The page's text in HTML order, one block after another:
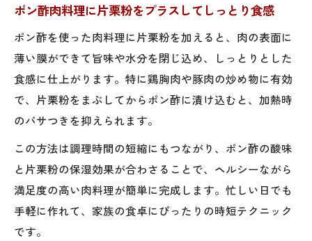
ポン酢肉料理に片栗粉をプラスしてしっとり食感
ポン酢を使った肉料理に片栗粉を加えると、肉の表面に
薄い膜ができて旨味や水分を閉じ込め、しっとりとした
食感に仕上がります。特に鶏胸肉や豚肉の炒め物に有効
で、片栗粉をまぶしてからポン酢に漬け込むと、加熱時
のパサつきを抑えられます。
この方法は調理時間の短縮にもつながり、ポン酢の酸味
と片栗粉の保湿効果が合わさることで、ヘルシーながら
満足度の高い肉料理が簡単に完成します。忙しい日でも
手軽に作れて、家族の食卓にぴったりの時短テクニック
です。